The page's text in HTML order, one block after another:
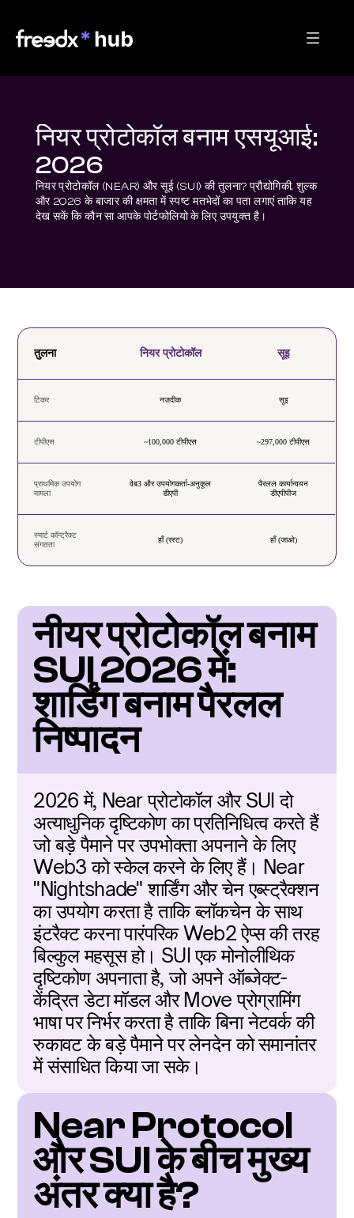
नियर प्रोटोकॉल बनाम एसयूआई:
2026
नियर प्रोटोकॉल (NEAR) और सूई (SUI) की तुलना? प्रौद्योगिकी, शुल्क
और 2026 के बाजार की क्षमता में स्पष्ट मतभेदों का पता लगाएं ताकि यह
देख सकें कि कौन सा आपके पोर्टफोलियो के लिए उपयुक्त है।
तुलना नियर प्रोटोकॉल सूइ
टिकर नज़दीक सूइ
टीपीएस ~100,000 टीपीएस ~297,000 टीपीएस
प्राथमिक उपयोग
मामला
वेब3 और उपयोगकर्ता-अनुकूल
डीएपी
पैरलल कार्यान्वयन
डीएपीपीज
स्मार्ट कॉन्ट्रैक्ट
संगतता
हाँ (रस्ट) हाँ (जाओ)
नीयर प्रोटोकॉल बनाम
SUI 2026 में:
शार्डिंग बनाम पैरलल
निष्पादन
2026 में, Near प्रोटोकॉल और SUI दो
अत्याधुनिक दृष्टिकोण का प्रतिनिधित्व करते हैं
जो बड़े पैमाने पर उपभोक्ता अपनाने के लिए
Web3 को स्केल करने के लिए हैं। Near
"Nightshade" शार्डिंग और चेन एब्स्ट्रैक्शन
का उपयोग करता है ताकि ब्लॉकचेन के साथ
इंटरैक्ट करना पारंपरिक Web2 ऐप्स की तरह
बिल्कुल महसूस हो। SUI एक मोनोलीथिक
दृष्टिकोण अपनाता है, जो अपने ऑब्जेक्ट-
केंद्रित डेटा मॉडल और Move प्रोग्रामिंग
भाषा पर निर्भर करता है ताकि बिना नेटवर्क की
रुकावट के बड़े पैमाने पर लेनदेन को समानांतर
में संसाधित किया जा सके।
Near Protocol
और SUI के बीच मुख्य
अंतर क्या है?